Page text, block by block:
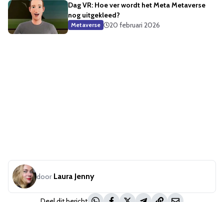
Dag VR: Hoe ver wordt het Meta Metaverse
nog uitgekleed?
Metaverse 20 februari 2026
door Laura Jenny